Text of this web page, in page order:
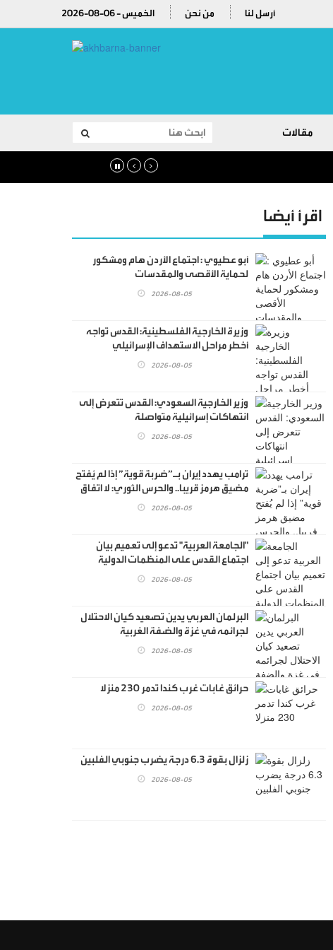
2026-08-06 - الخميس من نحن أرسل لنا
مقالات
اقرأ أيضا
أبو عطيوي : اجتماع الأردن هام ومشكور
لحماية الأقصى والمقدسات
2026-08-05
وزيرة الخارجية الفلسطينية: القدس تواجه
أخطر مراحل الاستهداف الإسرائيلي
2026-08-05
وزير الخارجية السعودي: القدس تتعرض إلى
انتهاكات إسرائيلية متواصلة
2026-08-05
ترامب يهدد إيران بـ”ضربة قوية” إذا لم يُفتح
مضيق هرمز قريبا.. والحرس الثوري: لا اتفاق
2026-08-05
"الجامعة العربية" تدعو إلى تعميم بيان
اجتماع القدس على المنظمات الدولية
2026-08-05
البرلمان العربي يدين تصعيد كيان الاحتلال
لجرائمه في غزة والضفة الغربية
2026-08-05
حرائق غابات غرب كندا تدمر 230 منزلا
2026-08-05
زلزال بقوة 6.3 درجة يضرب جنوبي الفلبين
2026-08-05